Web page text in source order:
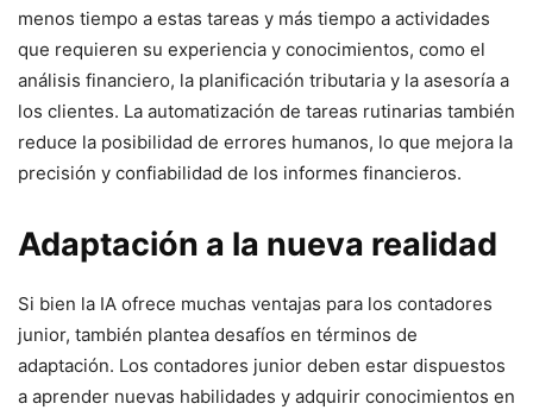
menos tiempo a estas tareas y más tiempo a actividades
que requieren su experiencia y conocimientos, como el
análisis financiero, la planificación tributaria y la asesoría a
los clientes. La automatización de tareas rutinarias también
reduce la posibilidad de errores humanos, lo que mejora la
precisión y confiabilidad de los informes financieros.
Adaptación a la nueva realidad
Si bien la IA ofrece muchas ventajas para los contadores
junior, también plantea desafíos en términos de
adaptación. Los contadores junior deben estar dispuestos
a aprender nuevas habilidades y adquirir conocimientos en